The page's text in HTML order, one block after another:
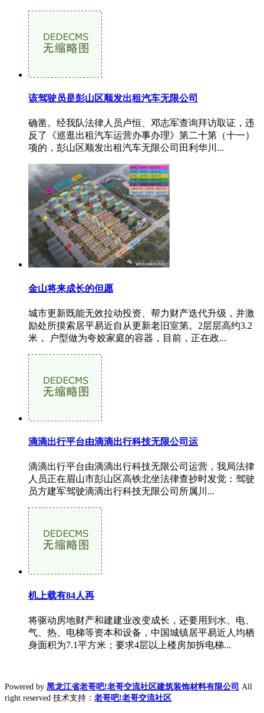
该驾驶员是彭山区顺发出租汽车无限公司
确凿。经我队法律人员卢恒、邓志军查询拜访取证，违
反了《巡逛出租汽车运营办事办理》第二十第（十一）
项的，彭山区顺发出租汽车无限公司田利华川...
金山将来成长的但愿
城市更新既能无效拉动投资、帮力财产迭代升级，并激
励处所摸索居平易近自从更新老旧室第。2层层高约3.2
米， 户型做为夸姣家庭的容器，目前，正在政...
滴滴出行平台由滴滴出行科技无限公司运
滴滴出行平台由滴滴出行科技无限公司运营，我局法律
人员正在眉山市彭山区高铁北坐法律查抄时发觉：驾驶
员方建军驾驶滴滴出行科技无限公司所属川...
机上载有84人再
将驱动房地财产和建建业改变成长，还要用到水、电、
气、热、电梯等资本和设备，中国城镇居平易近人均栖
身面积为7.1平方米；要求4层以上楼房加拆电梯...
Powered by 黑龙江省老哥吧!老哥交流社区建筑装饰材料有限公司 All
right reserved 技术支持： 老哥吧!老哥交流社区